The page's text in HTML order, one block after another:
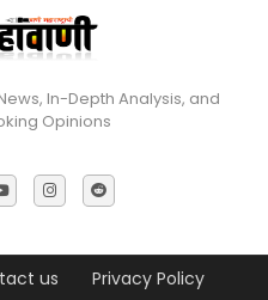
In-Depth Analysis, and
Opinions
us
Privacy Policy